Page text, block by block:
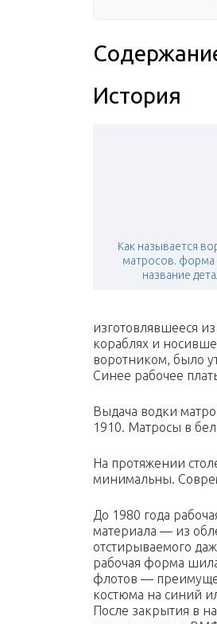
История
Как называется
матросов. форма
название
изготовлявшееся
кораблях и
воротником, было
Синее рабочее
Выдача водки
1910. Матросы в
На протяжении
минимальны.
До 1980 года
материала — из
отстирываемого
рабочая форма
флотов —
костюма на синий
После закрытия в